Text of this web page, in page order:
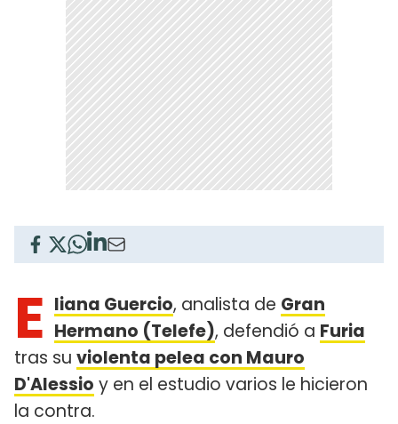
E liana Guercio, analista de Gran
Hermano (Telefe), defendió a Furia
tras su violenta pelea con Mauro
D'Alessio y en el estudio varios le hicieron
la contra.